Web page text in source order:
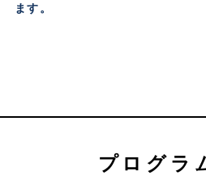
ます。
プログラ